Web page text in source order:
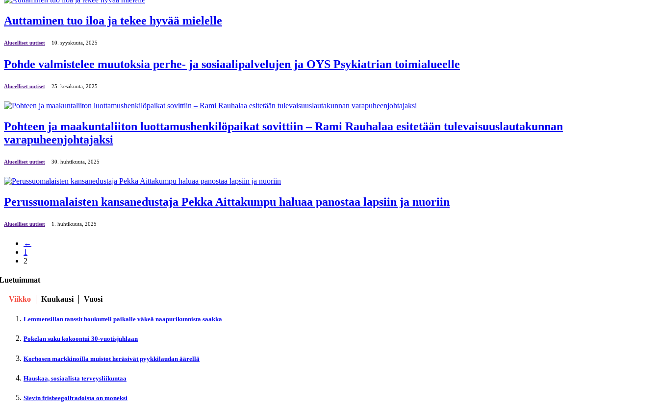
Auttaminen tuo iloa ja tekee hyvää mielelle
Alueelliset uutiset 10. syyskuuta, 2025
Pohde valmistelee muutoksia perhe- ja sosiaalipalvelujen ja OYS Psykiatrian toimialueelle
Alueelliset uutiset 25. kesäkuuta, 2025
Pohteen ja maakuntaliiton luottamushenkilöpaikat sovittiin – Rami Rauhalaa esitetään tulevaisuuslautakunnan
varapuheenjohtajaksi
Alueelliset uutiset 30. huhtikuuta, 2025
Perussuomalaisten kansanedustaja Pekka Aittakumpu haluaa panostaa lapsiin ja nuoriin
Alueelliset uutiset 1. huhtikuuta, 2025
←
1
2
Viikko Kuukausi Vuosi
Lemmensillan tanssit houkutteli paikalle väkeä naapurikunnista saakka
Pokelan suku kokoontui 30-vuotisjuhlaan
Korhosen markkinoilla muistot heräsivät pyykkilaudan äärellä
Hauskaa, sosiaalista terveysliikuntaa
Sievin frisbeegolfradoista on moneksi